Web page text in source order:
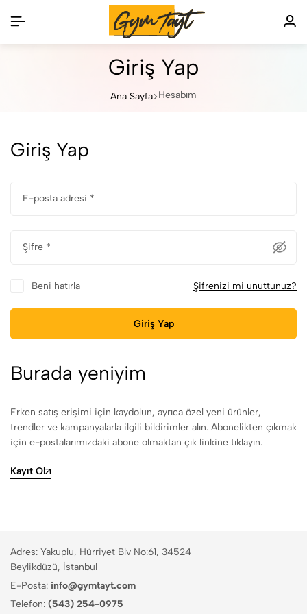
Giriş Yap
Ana Sayfa Hesabım
Giriş Yap
E-posta adresi *
Şifre *
Beni hatırla Şifrenizi mi unuttunuz?
Giriş Yap
Burada yeniyim
Erken satış erişimi için kaydolun, ayrıca özel yeni ürünler,
trendler ve kampanyalarla ilgili bildirimler alın. Abonelikten çıkmak
için e-postalarımızdaki abone olmaktan çık linkine tıklayın.
Kayıt Ol
Adres: Yakuplu, Hürriyet Blv No:61, 34524
Beylikdüzü, İstanbul
E-Posta: info@gymtayt.com
Telefon: (543) 254-0975